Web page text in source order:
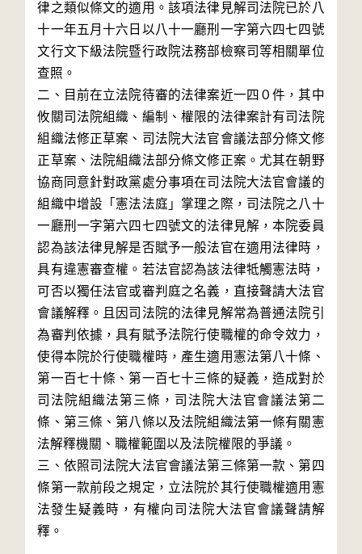
律之類似條文的適用。該項法律見解司法院已於八
十一年五月十六日以八十一廳刑一字第六四七四號
文行文下級法院暨行政院法務部檢察司等相關單位
查照。
二、目前在立法院待審的法律案近一四０件，其中
攸關司法院組織、編制、權限的法律案計有司法院
組織法修正草案、司法院大法官會議法部分條文修
正草案、法院組織法部分條文修正案。尤其在朝野
協商同意針對政黨處分事項在司法院大法官會議的
組織中增設「憲法法庭」掌理之際，司法院之八十
一廳刑一字第六四七四號文的法律見解，本院委員
認為該法律見解是否賦予一般法官在適用法律時，
具有違憲審查權。若法官認為該法律牴觸憲法時，
可否以獨任法官或審判庭之名義，直接聲請大法官
會議解釋。且因司法院的法律見解常為普通法院引
為審判依據，具有賦予法院行使職權的命令效力，
使得本院於行使職權時，產生適用憲法第八十條、
第一百七十條、第一百七十三條的疑義，造成對於
司法院組織法第三條，司法院大法官會議法第二
條、第三條、第八條以及法院組織法第一條有關憲
法解釋機關、職權範圍以及法院權限的爭議。
三、依照司法院大法官會議法第三條第一款、第四
條第一款前段之規定，立法院於其行使職權適用憲
法發生疑義時，有權向司法院大法官會議聲請解
釋。